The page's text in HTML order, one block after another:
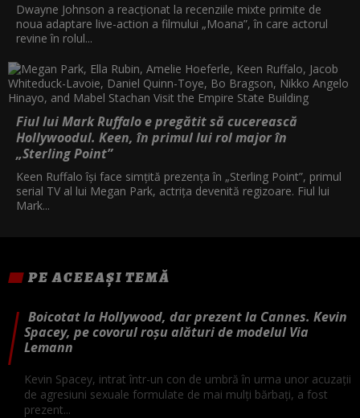
Dwayne Johnson a reacționat la recenziile mixte primite de
noua adaptare live-action a filmului „Moana”, în care actorul
revine în rolul...
Fiul lui Mark Ruffalo e pregătit să cucerească
Hollywoodul. Keen, în primul lui rol major în
„Sterling Point”
Keen Ruffalo își face simțită prezența în „Sterling Point”, primul
serial TV al lui Megan Park, actrița devenită regizoare. Fiul lui
Mark...
PE ACEEAȘI TEMĂ
Boicotat la Hollywood, dar prezent la Cannes. Kevin
Spacey, pe covorul roșu alături de modelul Via
Lemann
Kevin Spacey, intrat într-un con de umbră în urma unor acuzaţii
de agresiuni sexuale formulate de mai mulţi bărbaţi, a fost
prezent...